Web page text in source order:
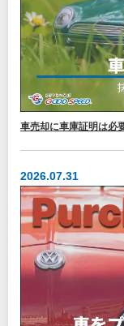
車売却に車庫証明は必
2026.07.31